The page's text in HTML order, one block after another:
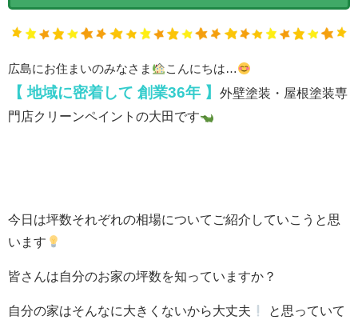
広島にお住まいのみなさま こんにちは…
【 地域に密着して 創業36年 】
外壁塗装・屋根塗装専
門店クリーンペイントの大田です
今日は坪数それぞれの相場についてご紹介していこうと思
います
皆さんは自分のお家の坪数を知っていますか？
自分の家はそんなに大きくないから大丈夫
と思っていて